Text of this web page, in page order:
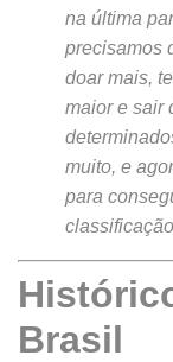
na última
precisamos
doar mais,
maior e sair
muito, e
para
Brasil